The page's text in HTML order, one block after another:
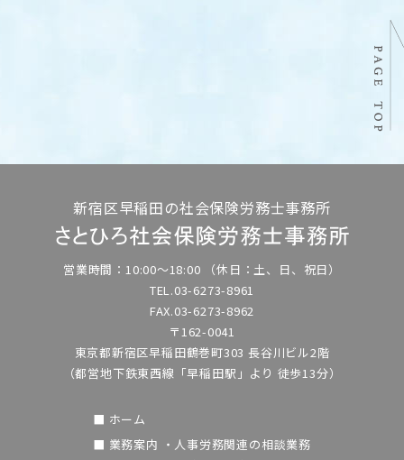
新宿区早稲田の社会保険労務士事務所
営業時間：10:00～18:00
（休日：土、日、祝日）
TEL.03-6273-8961
FAX.03-6273-8962
〒162-0041
東京都新宿区早稲田鶴巻町303 長谷川ビル2階
（都営地下鉄東西線「早稲田駅」より 徒歩13分）
■ ホーム
■ 業務案内 ・人事労務関連の相談業務